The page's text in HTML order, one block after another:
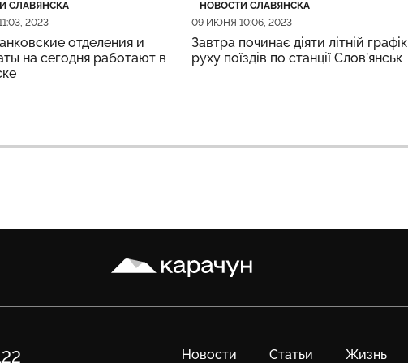
СЛАВЯНСКА
2023
отделения и
на сегодня работают в
НОВОСТИ СЛАВЯНСКА
09 ИЮНЯ 10:06, 2023
Завтра починає діяти літній графік
руху поїздів по станції Слов’янськ
Карачун
Новости Статьи Жизнь